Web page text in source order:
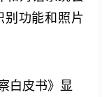
别功能和照片
白皮书》显
讯云隐私政策